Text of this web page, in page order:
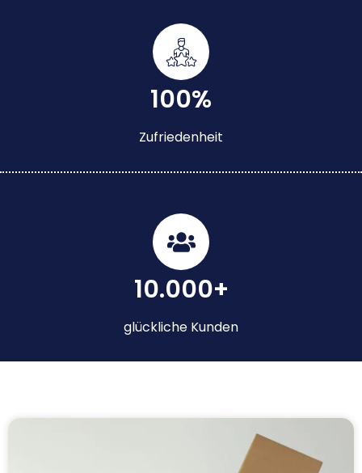
100%
Zufriedenheit
10.000+
glückliche Kunden